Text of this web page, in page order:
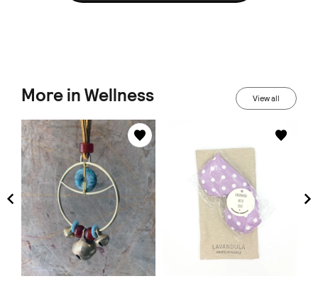
More in Wellness View all